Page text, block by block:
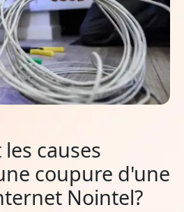
causes
coupure d'une
Nointel?